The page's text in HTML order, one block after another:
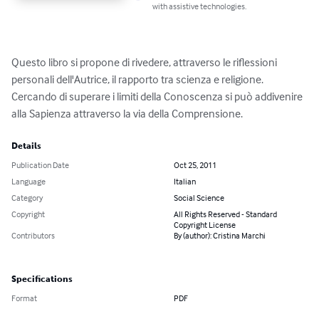
with assistive technologies.
Questo libro si propone di rivedere, attraverso le riflessioni
personali dell'Autrice, il rapporto tra scienza e religione.
Cercando di superare i limiti della Conoscenza si può addivenire
alla Sapienza attraverso la via della Comprensione.
Details
Publication Date
Oct 25, 2011
Language
Italian
Category
Social Science
Copyright
All Rights Reserved - Standard
Copyright License
Contributors
By (author): Cristina Marchi
Specifications
Format PDF